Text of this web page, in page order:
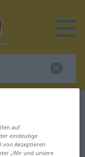
auf
eindeutige
von Akzeptieren
„Wir und unsere